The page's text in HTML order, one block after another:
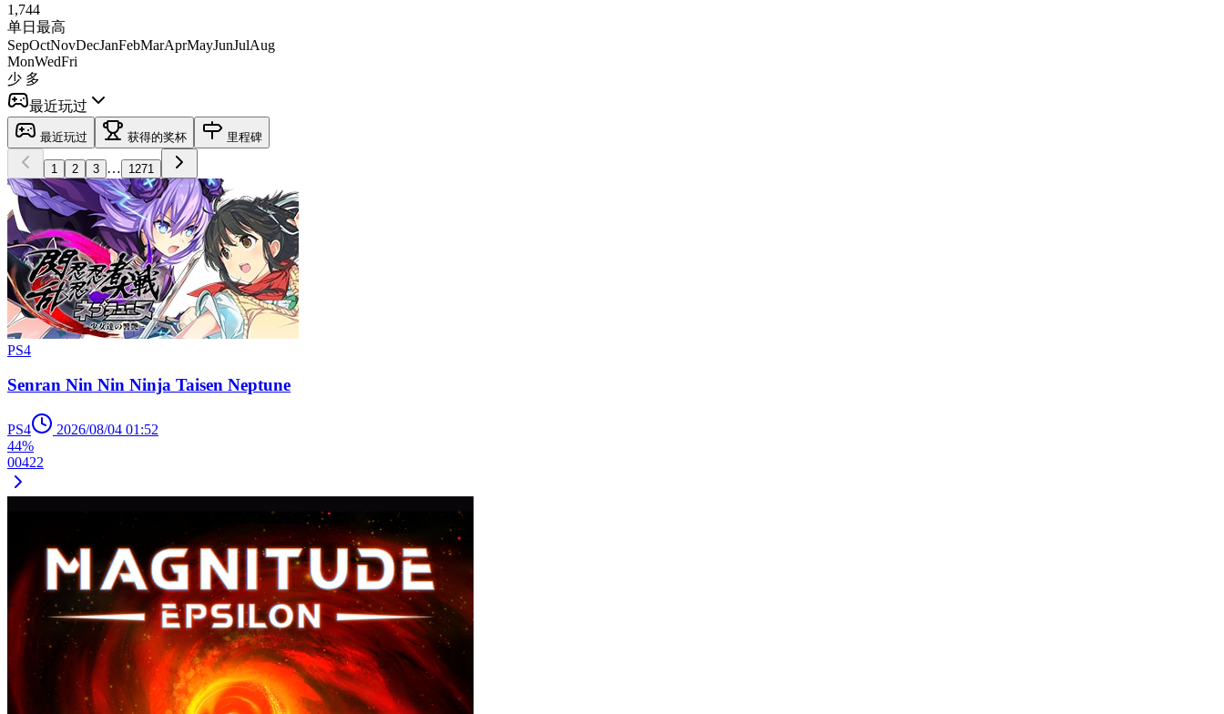
1,744
单日最高
SepOctNovDecJanFebMarAprMayJunJulAug
MonWedFri
少 多
最近玩过
最近玩过 获得的奖杯 里程碑
1 2 3 … 1271
PS4
Senran Nin Nin Ninja Taisen Neptune
PS4
2026/08/04 01:52
44%
00422